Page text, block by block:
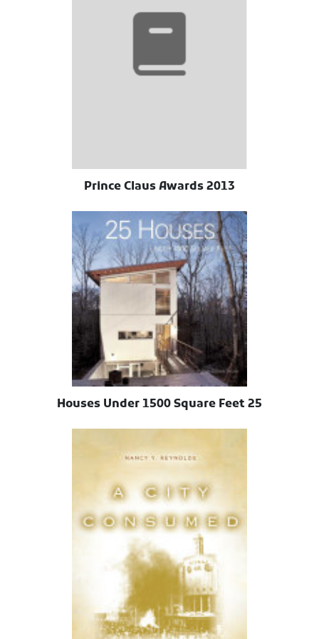
2013 Prince Claus Awards
25 Houses Under 1500 Square Feet